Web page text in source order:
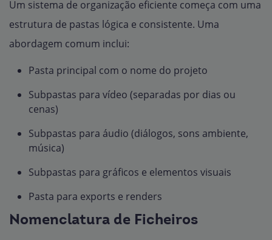
Um sistema de organização eficiente começa com uma
estrutura de pastas lógica e consistente. Uma
abordagem comum inclui:
Pasta principal com o nome do projeto
Subpastas para vídeo (separadas por dias ou
cenas)
Subpastas para áudio (diálogos, sons ambiente,
música)
Subpastas para gráficos e elementos visuais
Pasta para exports e renders
Nomenclatura de Ficheiros